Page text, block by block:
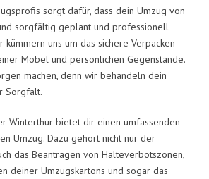
sorgt dafür, dass dein Umzug von
sorgfältig geplant und professionell
uns um das sichere Verpacken
Möbel und persönlichen Gegenstände.
machen, denn wir behandeln dein
Sorgfalt.
Winterthur bietet dir einen umfassenden
Umzug. Dazu gehört nicht nur der
das Beantragen von Halteverbotszonen,
deiner Umzugskartons und sogar das